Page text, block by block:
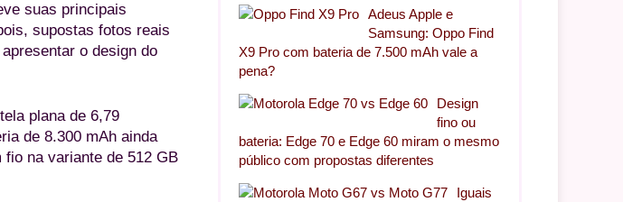
suas principais
supostas fotos reais
o design do
plana de 6,79
de 8.300 mAh ainda
na variante de 512 GB
Adeus Apple e
Samsung: Oppo Find
X9 Pro com bateria de 7.500 mAh vale a
pena?
Design
fino ou
bateria: Edge 70 e Edge 60 miram o mesmo
público com propostas diferentes
Iguais